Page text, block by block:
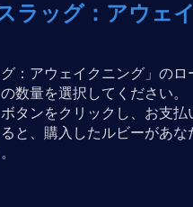
ラッグ：アウェ
グ：アウェイクニング」の
数量を選択してください。
ボタンをクリックし、お支払
と、購入したルビーがあ